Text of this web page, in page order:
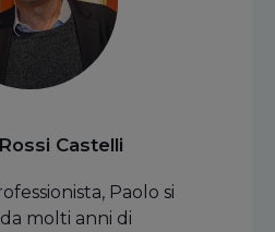
Castelli
Paolo si
molti anni di